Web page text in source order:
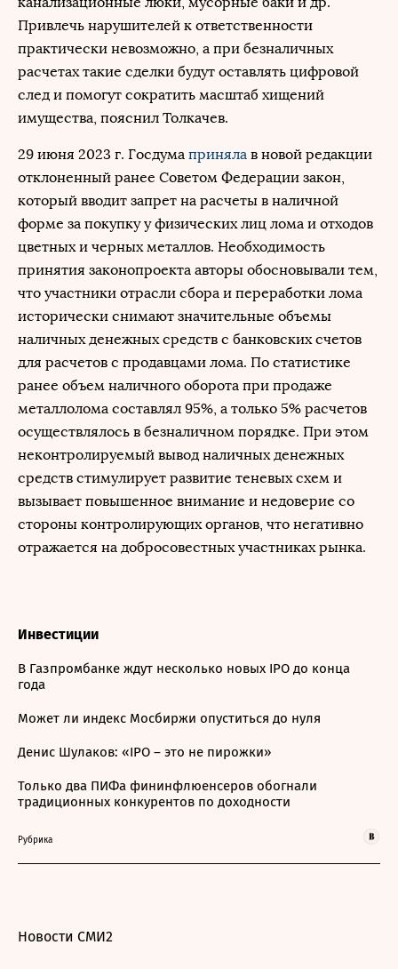
Привлечь нарушителей к ответственности
практически невозможно, а при безналичных
расчетах такие сделки будут оставлять цифровой
след и помогут сократить масштаб хищений
имущества, пояснил Толкачев.
29 июня 2023 г. Госдума приняла в новой редакции
отклоненный ранее Советом Федерации закон,
который вводит запрет на расчеты в наличной
форме за покупку у физических лиц лома и отходов
цветных и черных металлов. Необходимость
принятия законопроекта авторы обосновывали тем,
что участники отрасли сбора и переработки лома
исторически снимают значительные объемы
наличных денежных средств с банковских счетов
для расчетов с продавцами лома. По статистике
ранее объем наличного оборота при продаже
металлолома составлял 95%, а только 5% расчетов
осуществлялось в безналичном порядке. При этом
неконтролируемый вывод наличных денежных
средств стимулирует развитие теневых схем и
вызывает повышенное внимание и недоверие со
стороны контролирующих органов, что негативно
отражается на добросовестных участниках рынка.
Инвестиции
В Газпромбанке ждут несколько новых IPO до конца
года
Может ли индекс Мосбиржи опуститься до нуля
Денис Шулаков: «IPO – это не пирожки»
Только два ПИФа фининфлюенсеров обогнали
традиционных конкурентов по доходности
Рубрика
Новости СМИ2